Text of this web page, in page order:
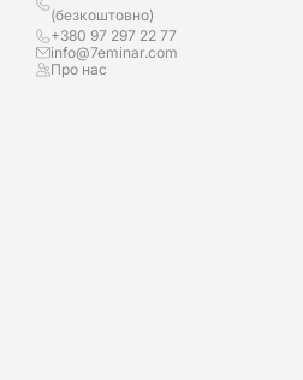
(безкоштовно)
+380 97 297 22 77
info@7eminar.com
Про нас